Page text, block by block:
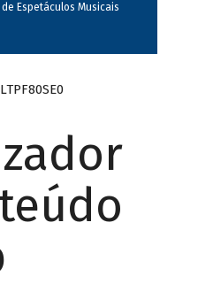
Espetáculos Musicais